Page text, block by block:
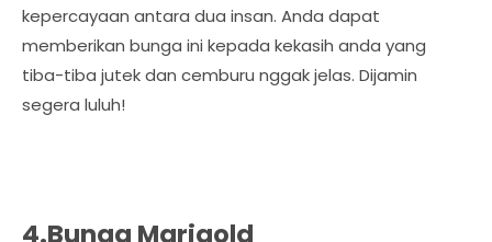
kepercayaan antara dua insan. Anda dapat
memberikan bunga ini kepada kekasih anda yang
tiba-tiba jutek dan cemburu nggak jelas. Dijamin
segera luluh!
4.Bunga Marigold